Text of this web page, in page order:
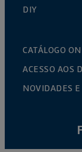
DIY
CATÁLOGO
ACESSO AOS
NOVIDADES